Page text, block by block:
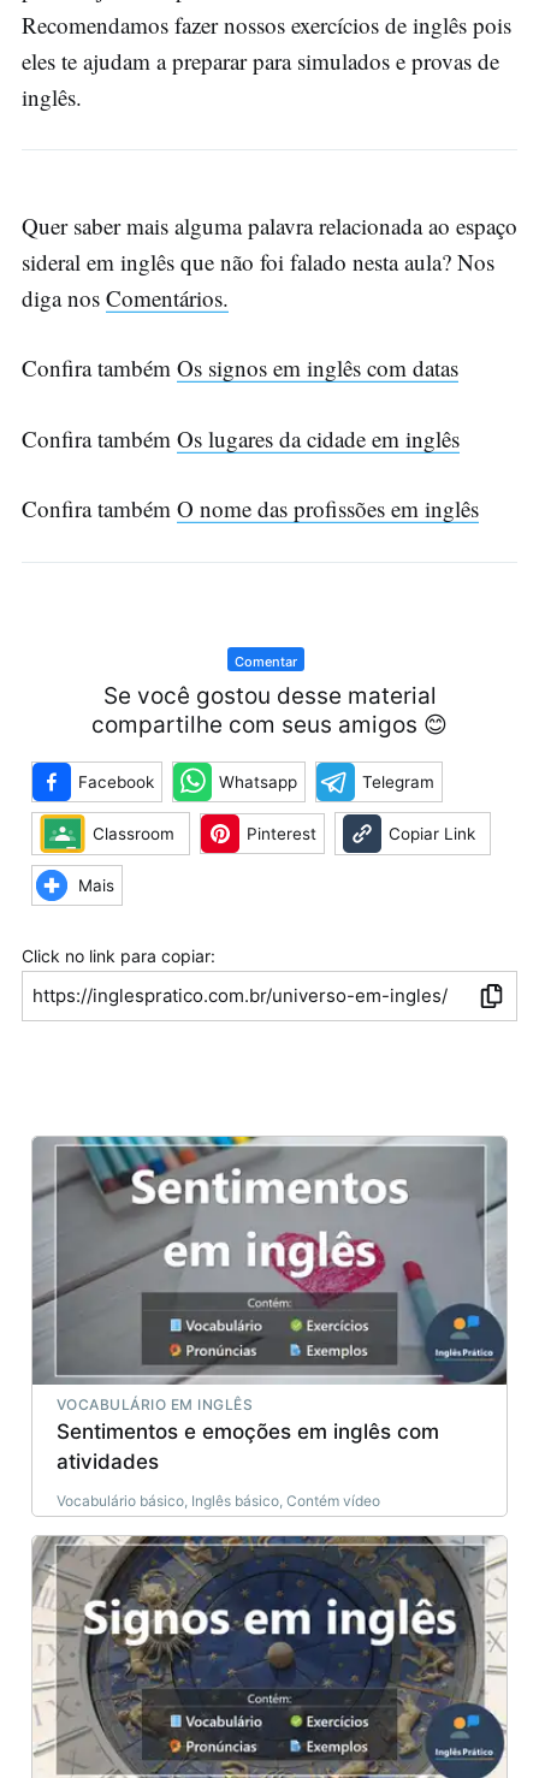
Recomendamos fazer nossos exercícios de inglês pois
eles te ajudam a preparar para simulados e provas de
inglês.
Quer saber mais alguma palavra relacionada ao espaço
sideral em inglês que não foi falado nesta aula? Nos
diga nos Comentários.
Confira também Os signos em inglês com datas
Confira também Os lugares da cidade em inglês
Confira também O nome das profissões em inglês
Comentar
Se você gostou desse material
compartilhe com seus amigos 😊
Facebook Whatsapp Telegram
Classroom Pinterest Copiar Link
Mais
Click no link para copiar:
https://inglespratico.com.br/universo-em-ingles/
VOCABULÁRIO EM INGLÊS
Sentimentos e emoções em inglês com
atividades
Vocabulário básico, Inglês básico, Contém vídeo